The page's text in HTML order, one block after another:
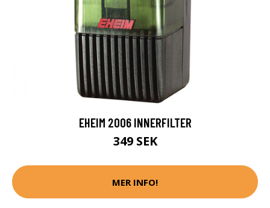
EHEIM 2006 INNERFILTER
349 SEK
MER INFO!